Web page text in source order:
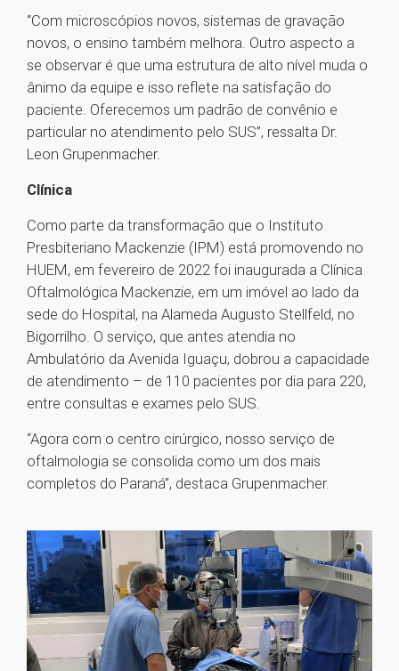
“Com microscópios novos, sistemas de gravação
novos, o ensino também melhora. Outro aspecto a
se observar é que uma estrutura de alto nível muda o
ânimo da equipe e isso reflete na satisfação do
paciente. Oferecemos um padrão de convênio e
particular no atendimento pelo SUS”, ressalta Dr.
Leon Grupenmacher.
Clínica
Como parte da transformação que o Instituto
Presbiteriano Mackenzie (IPM) está promovendo no
HUEM, em fevereiro de 2022 foi inaugurada a Clínica
Oftalmológica Mackenzie, em um imóvel ao lado da
sede do Hospital, na Alameda Augusto Stellfeld, no
Bigorrilho. O serviço, que antes atendia no
Ambulatório da Avenida Iguaçu, dobrou a capacidade
de atendimento – de 110 pacientes por dia para 220,
entre consultas e exames pelo SUS.
“Agora com o centro cirúrgico, nosso serviço de
oftalmologia se consolida como um dos mais
completos do Paraná”, destaca Grupenmacher.